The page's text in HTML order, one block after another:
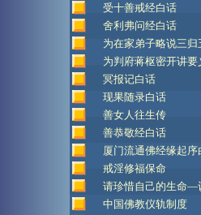
受十善戒经白话
舍利弗问经白话
为在家弟子略说三
为判府蒋枢密开讲要
冥报记白话
现果随录白话
善女人往生传
善恭敬经白话
厦门流通佛经缘起序
戒淫修福保命
请珍惜自己的生命—
中国佛教仪轨制度